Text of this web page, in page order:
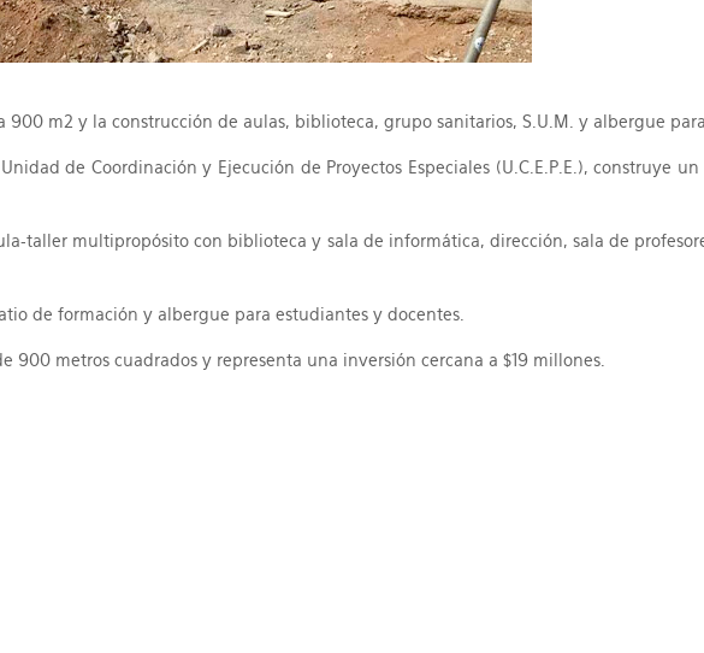
900 m2 y la construcción de aulas, biblioteca, grupo sanitarios, S.U.M. y albergue
de Coordinación y Ejecución de Proyectos Especiales (U.C.E.P.E.), construye
taller multipropósito con biblioteca y sala de informática, dirección, sala de
de formación y albergue para estudiantes y docentes.
900 metros cuadrados y representa una inversión cercana a $19 millones.